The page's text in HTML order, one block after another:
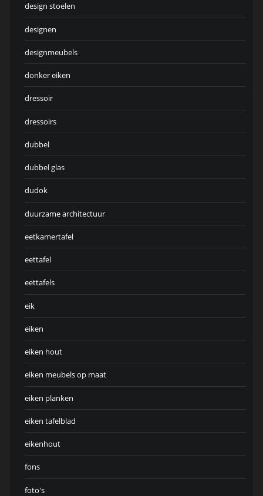
design stoelen
designen
designmeubels
donker eiken
dressoir
dressoirs
dubbel
dubbel glas
dudok
duurzame architectuur
eetkamertafel
eettafel
eettafels
eik
eiken
eiken hout
eiken meubels op maat
eiken planken
eiken tafelblad
eikenhout
fons
foto's